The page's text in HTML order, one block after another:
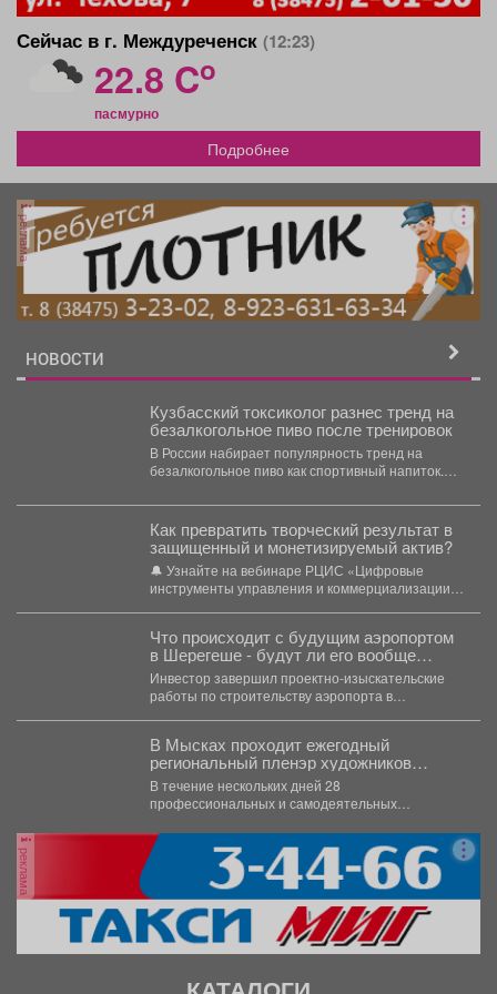
Сейчас в г. Междуреченск (12:23)
22.8 Co
пасмурно
Подробнее
реклама
НОВОСТИ
Кузбасский токсиколог разнес тренд на
безалкогольное пиво после тренировок
В России набирает популярность тренд на
безалкогольное пиво как спортивный напиток.
Как превратить творческий результат в
защищенный и монетизируемый актив?
🔔 Узнайте на вебинаре РЦИС «Цифровые
инструменты управления и коммерциализации
Что происходит с будущим аэропортом
в Шерегеше - будут ли его вообще
строить
Инвестор завершил проектно-изыскательские
работы по строительству аэропорта в
В Мысках проходит ежегодный
региональный пленэр художников
«Легенды Горной Шории».
В течение нескольких дней 28
профессиональных и самодеятельных
свое мастерство...
реклама